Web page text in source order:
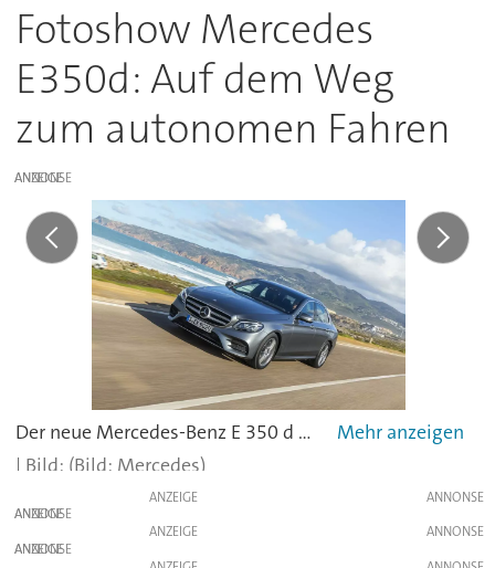
Fotoshow Mercedes
E350d: Auf dem Weg
zum autonomen Fahren
ANZEIGE
Der neue Mercedes-Benz E 350 d kostet ab 55.603 Euro.
(Bild: Mercedes)
ANZEIGE
ANZEIGE
ANZEIGE
ANZEIGE